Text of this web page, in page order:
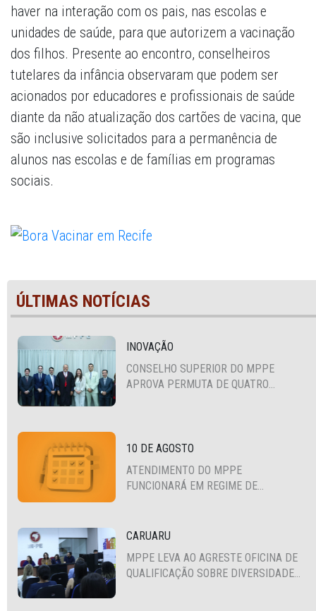
haver na interação com os pais, nas escolas e
unidades de saúde, para que autorizem a vacinação
dos filhos. Presente ao encontro, conselheiros
tutelares da infância observaram que podem ser
acionados por educadores e profissionais de saúde
diante da não atualização dos cartões de vacina, que
são inclusive solicitados para a permanência de
alunos nas escolas e de famílias em programas
sociais.
ÚLTIMAS NOTÍCIAS
INOVAÇÃO
CONSELHO SUPERIOR DO MPPE
APROVA PERMUTA DE QUATRO
10 DE AGOSTO
ATENDIMENTO DO MPPE
FUNCIONARÁ EM REGIME DE
CARUARU
MPPE LEVA AO AGRESTE OFICINA DE
QUALIFICAÇÃO SOBRE DIVERSIDADE